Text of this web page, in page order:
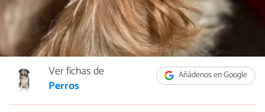
Añádenos en Google
Ver fichas de
Perros